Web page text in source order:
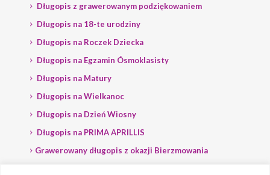
Długopis z grawerowanym podziękowaniem
Długopis na 18-te urodziny
Długopis na Roczek Dziecka
Długopis na Egzamin Ósmoklasisty
Długopis na Matury
Długopis na Wielkanoc
Długopis na Dzień Wiosny
Długopis na PRIMA APRILLIS
Grawerowany długopis z okazji Bierzmowania